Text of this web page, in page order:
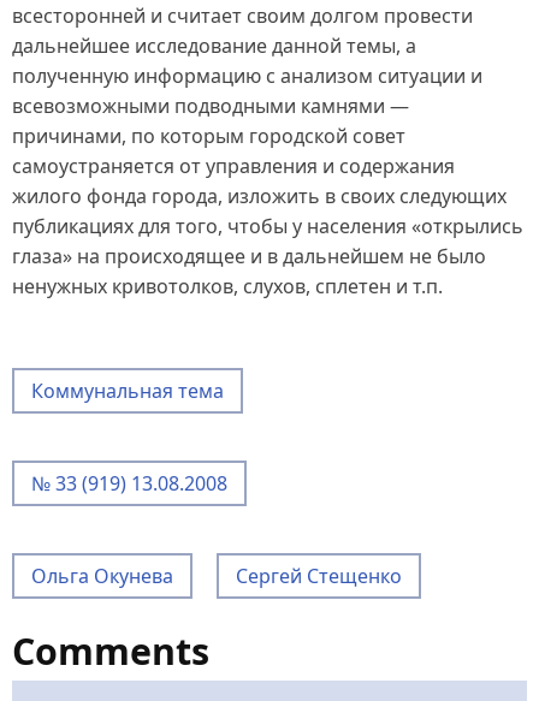
всесторонней и считает своим долгом провести
дальнейшее исследование данной темы, а
полученную информацию с анализом ситуации и
всевозможными подводными камнями —
причинами, по которым городской совет
самоустраняется от управления и содержания
жилого фонда города, изложить в своих следующих
публикациях для того, чтобы у населения «открылись
глаза» на происходящее и в дальнейшем не было
ненужных кривотолков, слухов, сплетен и т.п.
Коммунальная тема
№ 33 (919) 13.08.2008
Ольга Окунева Сергей Стещенко
Comments